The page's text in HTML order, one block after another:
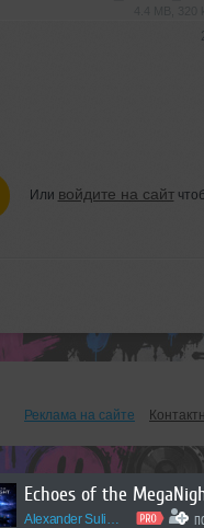
Или войдите на сайт
Реклама на сайте